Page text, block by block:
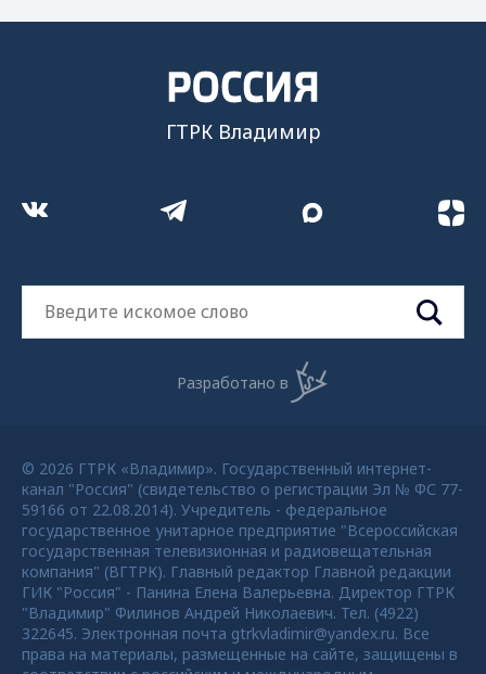
ГТРК Владимир
Разработано в
© 2026 ГТРК «Владимир». Государственный интернет-
канал "Россия" (свидетельство о регистрации Эл № ФС 77-
59166 от 22.08.2014). Учредитель - федеральное
государственное унитарное предприятие "Всероссийская
государственная телевизионная и радиовещательная
компания" (ВГТРК). Главный редактор Главной редакции
ГИК "Россия" - Панина Елена Валерьевна. Директор ГТРК
"Владимир" Филинов Андрей Николаевич. Тел. (4922)
322645. Электронная почта gtrkvladimir@yandex.ru. Все
права на материалы, размещенные на сайте, защищены в